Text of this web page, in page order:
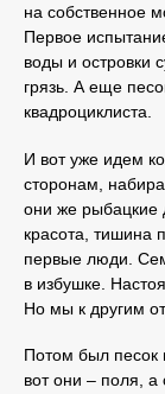
на собственное
Первое
воды и островки
грязь. А еще
квадроциклиста.
И вот уже идем
сторонам,
они же рыбацкие
красота, тишина
первые люди.
в избушке.
Но мы к другим
Потом был песок
вот они – поля, а